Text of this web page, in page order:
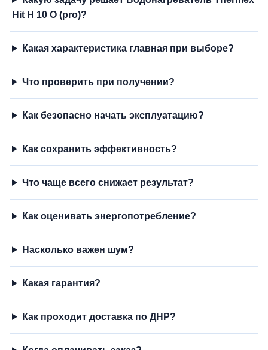
Hit H 10 O (pro)?
Какая характеристика главная при выборе?
Что проверить при получении?
Как безопасно начать эксплуатацию?
Как сохранить эффективность?
Что чаще всего снижает результат?
Как оценивать энергопотребление?
Насколько важен шум?
Какая гарантия?
Как проходит доставка по ДНР?